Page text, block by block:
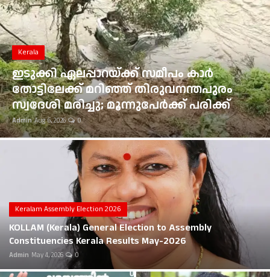
Gulf News
Loksabha Election 2024
Technology
Health
Jobs Mall
Career
Education
Business
Kerala
ഇടുക്കി ഏലപ്പാറയ്ക്ക് സമീപം കാർ
തോട്ടിലേക്ക് മറിഞ്ഞ് തിരുവനന്തപുരം
സ്വദേശി മരിച്ചു; മൂന്നുപേർക്ക് പരിക്ക്
Admin Aug 6, 2026 0
Keralam Assembly Election 2026
KOLLAM (Kerala) General Election to Assembly
Constituencies Kerala Results May-2026
Admin May 4, 2026 0